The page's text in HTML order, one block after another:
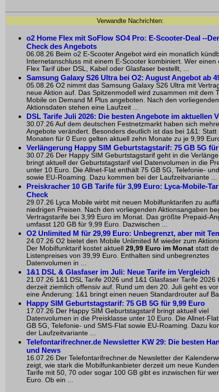
Verwandte Nachrichten:
o2 Home Flex mit SoFlow SO4 Pro: E-Scooter-Deal --
Check des Angebots
06.08.26 Beim o2 E-Scooter Angebot wird ein monatlich
Internetanschluss mit einem E-Scooter kombiniert. Wer einen
Flex Tarif über DSL, Kabel oder Glasfaser bestellt, ...
Samsung Galaxy S26 Ultra bei O2: August Angebot ab
05.08.26 O2 nimmt das Samsung Galaxy S26 Ultra mit
neue Aktion auf. Das Spitzenmodell wird zusammen mit dem
Mobile on Demand M Plus angeboten. Nach den vorliegenden
Aktionsdaten stehen eine Laufzeit ...
DSL Tarife Juli 2026: Die besten Angebote im aktuellen
30.07.26 Auf dem deutschen Festnetzmarkt haben sich
Angebote verändert. Besonders deutlich ist das bei 1&1: Statt
Monaten für 0 Euro gelten aktuell zehn Monate zu je 9,99
Verlängerung Happy SIM Geburtstagstarif: 75 GB 5G
30.07.26 Der Happy SIM Geburtstagstarif geht in die
bringt aktuell der Geburtstagstarif viel Datenvolumen in die
unter 10 Euro. Die Allnet-Flat enthält 75 GB 5G, Telefonie-
sowie EU-Roaming. Dazu kommen bei der Laufzeitvariante ...
Preiskracher 10 GB Tarife für 3,99 Euro: Lyca-Mobile-
Check
29.07.26 Lyca Mobile wirbt mit neuen Mobilfunktarifen zu
niedrigen Preisen. Nach den vorliegenden Aktionsangaben
Vertragstarife bei 3,99 Euro im Monat. Das größte Prepaid-
umfasst 120 GB für 9,99 Euro. Dazwischen ...
O2 Unlimited M für 29,99 Euro: Unbegrenzt, aber mit
24.07.26 O2 bietet den Mobile Unlimited M wieder zum
Der Mobilfunktarif kostet aktuell 29,99 Euro im Monat statt
Listenpreises von 39,99 Euro. Enthalten sind unbegrenztes
Datenvolumen in ...
1&1 DSL & Glasfaser im Juli: Neue Tarife im Vergleich
21.07.26 1&1 DSL Tarife 2026 und 1&1 Glasfaser Tarife 2026
derzeit ziemlich offensiv auf. Rund um den 20. Juli geht es
eine Änderung: 1&1 bringt einen neuen Standardrouter auf
Happy SIM Geburtstagstarif: 75 GB 5G für 9,99 Euro
17.07.26 Der Happy SIM Geburtstagstarif bringt aktuell viel
Datenvolumen in die Preisklasse unter 10 Euro. Die Allnet-
GB 5G, Telefonie- und SMS-Flat sowie EU-Roaming. Dazu
der Laufzeitvariante ...
Telefontarifrechner.de Newsletter KW 29: Die besten
und News
16.07.26 Der Telefontarifrechner.de Newsletter der
zeigt, wie stark die Mobilfunkanbieter derzeit um neue
Tarife mit 50, 70 oder sogar 100 GB gibt es inzwischen für
Euro. Ob ein ...